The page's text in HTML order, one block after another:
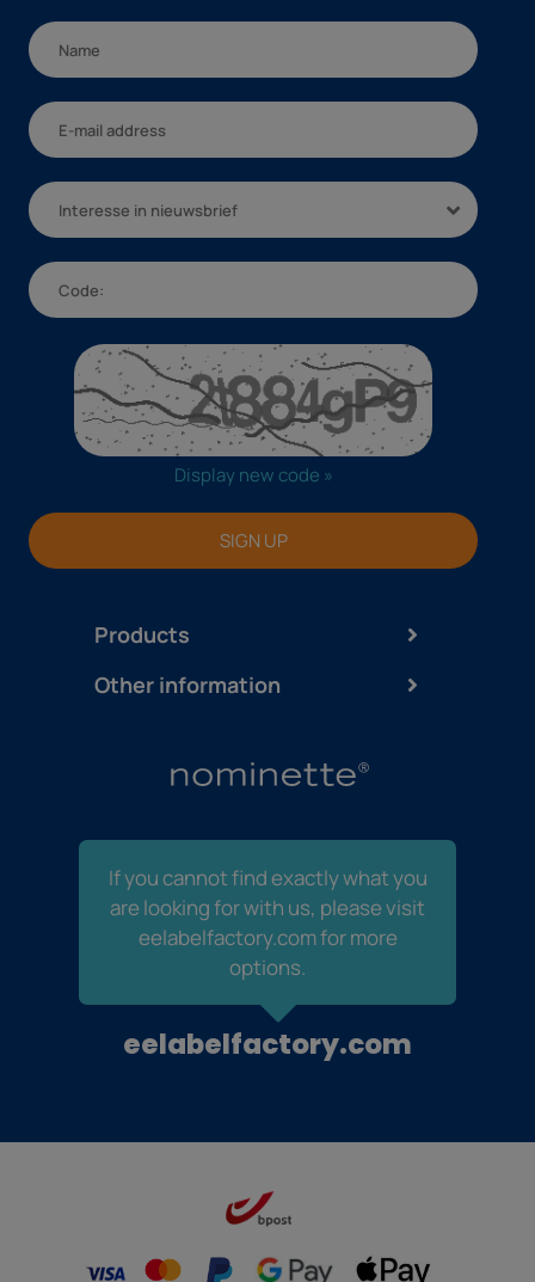
Products
Interesse in nieuwsbrief
Display new code »
SIGN UP
Other information
If you cannot find exactly what you
are looking for with us, please visit
eelabelfactory.com for more
options.
eelabelfactory.com